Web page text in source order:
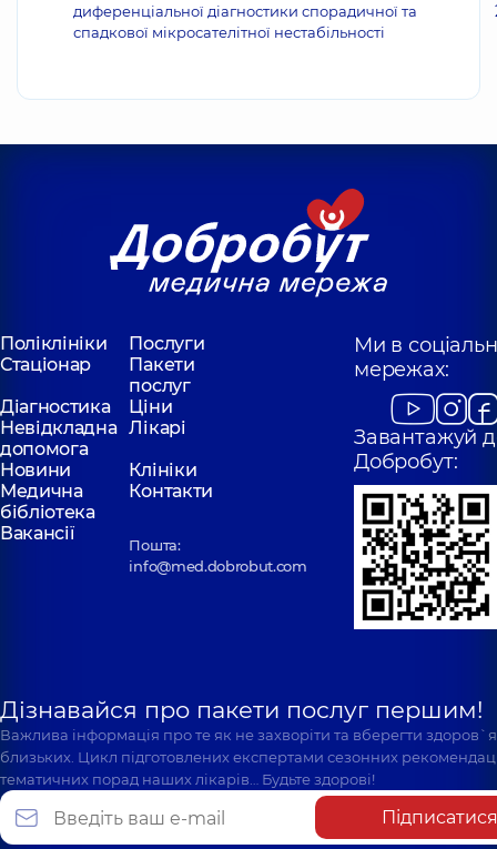
диференціальної діагностики спорадичної та
спадкової мікросателітної нестабільності
Поліклініки
Послуги
Стаціонар
Пакети
послуг
Діагностика
Ціни
Невідкладна
допомога
Лікарі
Новини
Клініки
Медична
бібліотека
Контакти
Вакансії
Пошта:
info@med.dobrobut.com
Ми в
мережах:
Завантажуй
Добробут:
Дізнавайся про пакети послуг першим!
Важлива інформація про те як не захворіти та вберегти
близьких. Цикл підготовлених експертами сезонних
тематичних порад наших лікарів… Будьте здорові!
Підписатися